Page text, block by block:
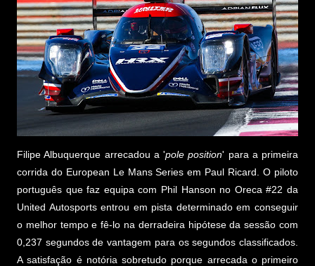
Filipe Albuquerque arrecadou a 'pole position' para a primeira
corrida do European Le Mans Series em Paul Ricard. O piloto
português que faz equipa com Phil Hanson no Oreca #22 da
United Autosports entrou em pista determinado em conseguir
o melhor tempo e fê-lo na derradeira hipótese da sessão com
0,237 segundos de vantagem para os segundos classificados.
A satisfação é notória sobretudo porque arrecada o primeiro